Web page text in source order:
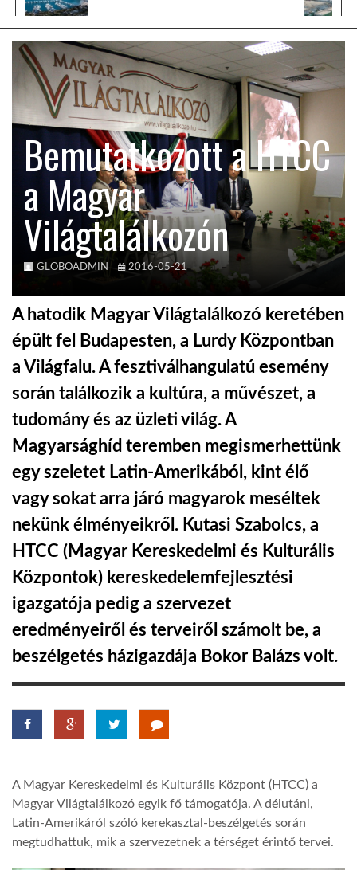
GLOBOTV BP
HÍR3D
TROPICALMAGAZIN
GLOBOTV
AFRIKA TUDÁSTÁR
A NAP SZÉPE
LINKTR.EE
GLOBOZSARU
DOBRAVERO.HU
LATIMO.HU
GLOBOBOOK
Bemutatkozott a HTCC
a Magyar
Világtalálkozón
GLOBOADMIN 2016-05-21
A hatodik Magyar Világtalálkozó keretében
épült fel Budapesten, a Lurdy Központban
a Világfalu. A fesztiválhangulatú esemény
során találkozik a kultúra, a művészet, a
tudomány és az üzleti világ. A
Magyarsághíd teremben megismerhettünk
egy szeletet Latin-Amerikából, kint élő
vagy sokat arra járó magyarok meséltek
nekünk élményeikről. Kutasi Szabolcs, a
HTCC (Magyar Kereskedelmi és Kulturális
Központok) kereskedelemfejlesztési
igazgatója pedig a szervezet
eredményeiről és terveiről számolt be, a
beszélgetés házigazdája Bokor Balázs volt.
A Magyar Kereskedelmi és Kulturális Központ (HTCC) a
Magyar Világtalálkozó egyik fő támogatója. A délutáni,
Latin-Amerikáról szóló kerekasztal-beszélgetés során
megtudhattuk, mik a szervezetnek a térséget érintő tervei.